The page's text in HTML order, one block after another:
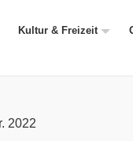
Kultur & Freizeit
2022